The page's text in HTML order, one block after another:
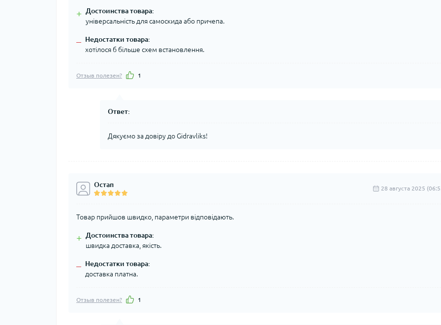
+ Достоинства товара:
універсальність для самоскида або причепа.
– Недостатки товара:
хотілося б більше схем встановлення.
Отзыв полезен? 1
Ответ:
Дякуємо за довіру до Gidravliks!
Остап 28 августа 2025
Товар прийшов швидко, параметри відповідають.
+ Достоинства товара:
швидка доставка, якість.
– Недостатки товара:
доставка платна.
Отзыв полезен? 1